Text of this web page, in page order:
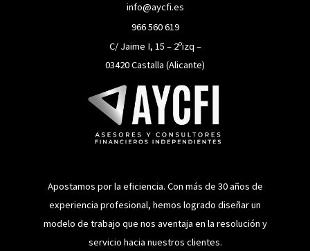
info@aycfi.es
966 560 619
C/ Jaime I, 15 – 2ºizq –
03420 Castalla (Alicante)
Apostamos por la eficiencia. Con más de 30 años de
experiencia profesional, hemos logrado diseñar un
modelo de trabajo que nos aventaja en la resolución y
servicio hacia nuestros clientes.